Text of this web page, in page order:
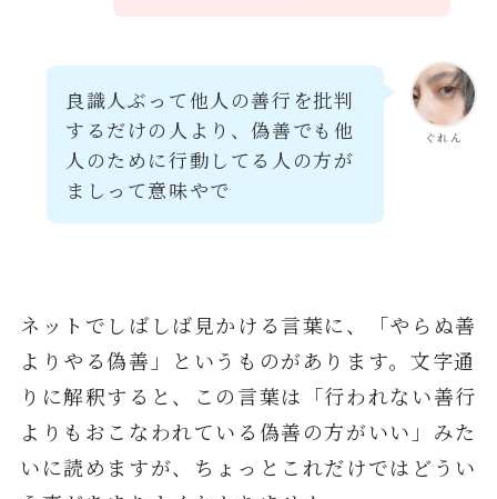
ぐれん
良識人ぶって他人の善行を批判
するだけの人より、偽善でも他
人のために行動してる人の方が
ましって意味やで
ネットでしばしば見かける言葉に、「やらぬ善
よりやる偽善」というものがあります。文字通
りに解釈すると、この言葉は「行われない善行
よりもおこなわれている偽善の方がいい」みた
いに読めますが、ちょっとこれだけではどうい